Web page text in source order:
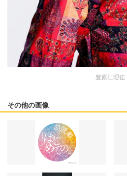
豊原江理佳
その他の画像